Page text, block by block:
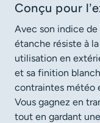
Conçu pour
Avec son indice
étanche résiste à
utilisation en
et sa finition
contraintes météo
Vous gagnez en
tout en gardant